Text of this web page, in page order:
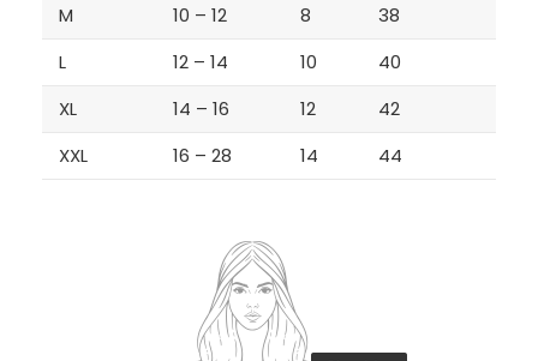
M
10 – 12 8
38
L
12 – 14 10
40
XL
14 – 16 12
42
XXL
16 – 28 14 44